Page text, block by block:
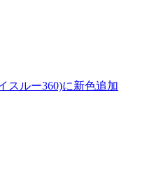
スルー360)に新色追加